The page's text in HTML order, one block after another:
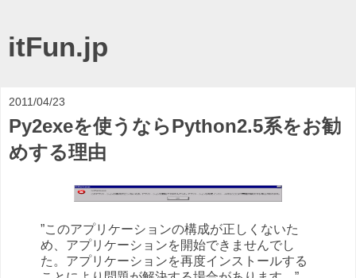
itFun.jp
2011/04/23
Py2exeを使うならPython2.5系をお勧
めする理由
”このアプリケーションの構成が正しくないた
め、アプリケーションを開始できませんでし
た。アプリケーションを再度インストールする